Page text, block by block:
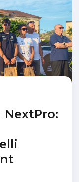
NextPro: